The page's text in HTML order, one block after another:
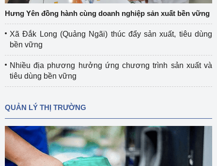
Hưng Yên đồng hành cùng doanh nghiệp sản xuất bền vững
Xã Đắk Long (Quảng Ngãi) thúc đẩy sản xuất, tiêu dùng
bền vững
Nhiều địa phương hưởng ứng chương trình sản xuất và
tiêu dùng bền vững
QUẢN LÝ THỊ TRƯỜNG